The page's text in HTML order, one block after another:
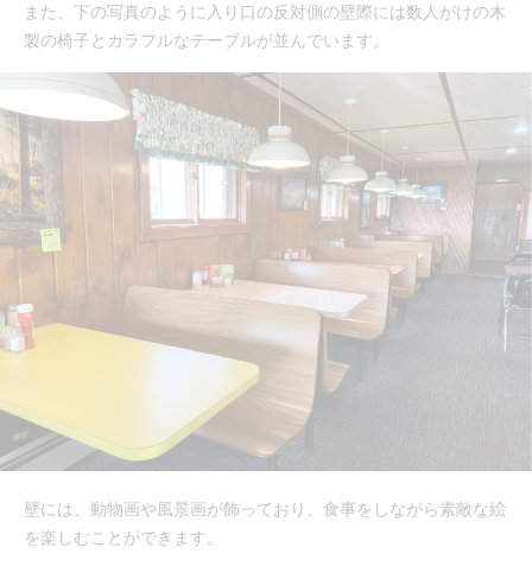
また、下の写真のように入り口の反対側の壁際には数人がけの木
製の椅子とカラフルなテーブルが並んでいます。
壁には、動物画や風景画が飾っており、食事をしながら素敵な絵
を楽しむことができます。